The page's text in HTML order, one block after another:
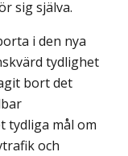
sig själva.
i den nya
tydlighet
bort det
tydliga mål om
och